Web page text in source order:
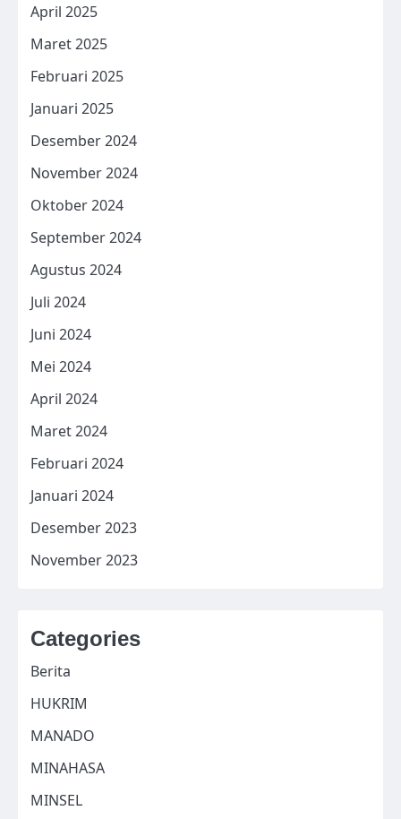
April 2025
Maret 2025
Februari 2025
Januari 2025
Desember 2024
November 2024
Oktober 2024
September 2024
Agustus 2024
Juli 2024
Juni 2024
Mei 2024
April 2024
Maret 2024
Februari 2024
Januari 2024
Desember 2023
November 2023
Categories
Berita
HUKRIM
MANADO
MINAHASA
MINSEL